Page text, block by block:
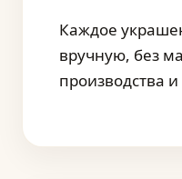
Каждое
вручную, без
производства